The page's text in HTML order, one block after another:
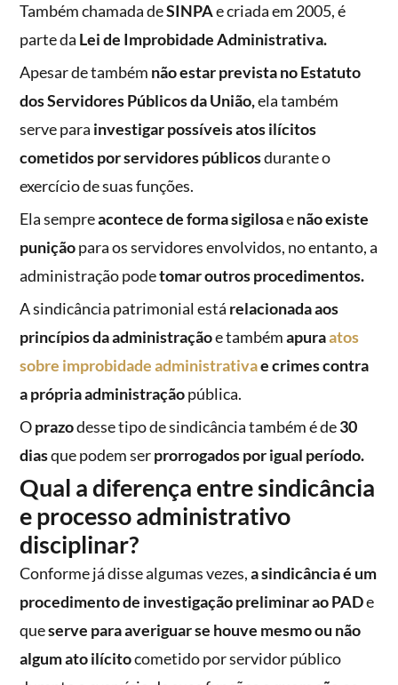
Também chamada deSINPAe criada em 2005, é
parte da Lei de Improbidade Administrativa.
Apesar de também não estar prevista no Estatuto
dos Servidores Públicos da União,ela também
serve para investigar possíveis atos ilícitos
cometidos por servidores públicosdurante o
exercício de suas funções.
Ela sempreacontece de forma sigilosaenão existe
puniçãopara os servidores envolvidos, no entanto, a
administração podetomar outros procedimentos.
A sindicância patrimonial está relacionada aos
princípios da administraçãoe tambémapuraatos
sobre improbidade administrativae crimes contra
a própria administraçãopública.
Oprazodesse tipo de sindicância também é de30
diasque podem serprorrogados por igual período.
Qual a diferença entre sindicância
e processo administrativo
disciplinar?
Conforme já disse algumas vezes,a sindicância é um
procedimento de investigação preliminar ao PADe
queserve para averiguar se houve mesmo ou não
algum ato ilícitocometido por servidor público